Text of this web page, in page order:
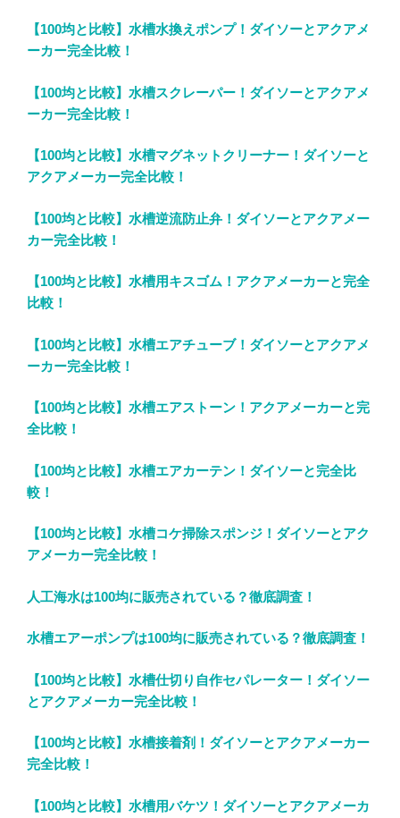
【100均と比較】水槽水換えポンプ！ダイソーとアクアメ
ーカー完全比較！
【100均と比較】水槽スクレーパー！ダイソーとアクアメ
ーカー完全比較！
【100均と比較】水槽マグネットクリーナー！ダイソーと
アクアメーカー完全比較！
【100均と比較】水槽逆流防止弁！ダイソーとアクアメー
カー完全比較！
【100均と比較】水槽用キスゴム！アクアメーカーと完全
比較！
【100均と比較】水槽エアチューブ！ダイソーとアクアメ
ーカー完全比較！
【100均と比較】水槽エアストーン！アクアメーカーと完
全比較！
【100均と比較】水槽エアカーテン！ダイソーと完全比
較！
【100均と比較】水槽コケ掃除スポンジ！ダイソーとアク
アメーカー完全比較！
人工海水は100均に販売されている？徹底調査！
水槽エアーポンプは100均に販売されている？徹底調査！
【100均と比較】水槽仕切り自作セパレーター！ダイソー
とアクアメーカー完全比較！
【100均と比較】水槽接着剤！ダイソーとアクアメーカー
完全比較！
【100均と比較】水槽用バケツ！ダイソーとアクアメーカ